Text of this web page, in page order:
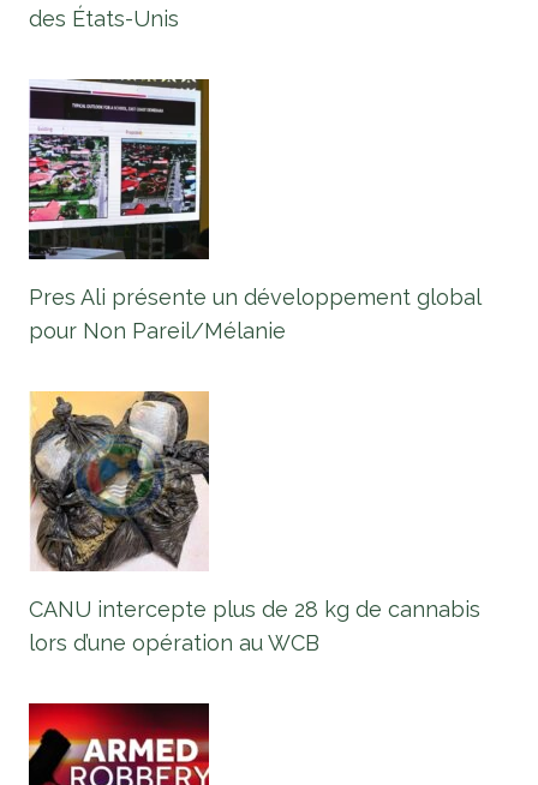
des États-Unis
Pres Ali présente un développement global
pour Non Pareil/Mélanie
CANU intercepte plus de 28 kg de cannabis
lors d’une opération au WCB